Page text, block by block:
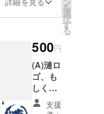
A：単独
公演ロ
漣ロゴ
(シロ)
C：漣ロ
ゴ(クロ)
※商品仕
様：表
を
選
択
す
る
500円
(A)漣ロ
ゴ、も
しくは
(B)単独
公演ロ
支援